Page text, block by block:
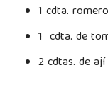
1 cdta.
1 cdta. de
2 cdtas. de